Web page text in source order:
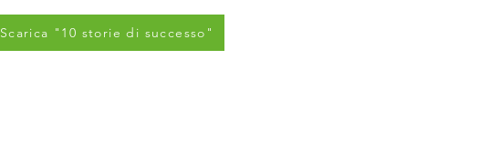
Scarica "10 storie di successo"